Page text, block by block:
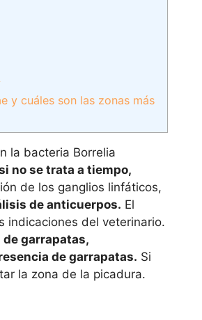
y cuáles son las zonas más
la bacteria Borrelia
no se trata a tiempo,
de los ganglios linfáticos,
de anticuerpos. El
indicaciones del veterinario.
garrapatas,
de garrapatas. Si
la zona de la picadura.